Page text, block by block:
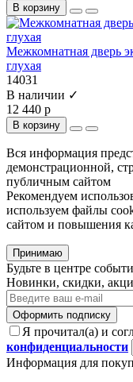
В корзину
Межкомнатная дверь
глухая
14031
В наличии ✓
12 440 р
В корзину
Вся информация
демонстрационной,
публичным сайтом
Рекомендуем
используем файлы
сайтом и повышения
Принимаю
Будьте в центре
Новинки, скидки,
Оформить подписку
Я прочитал(а) и
конфиденциальности
Информация для